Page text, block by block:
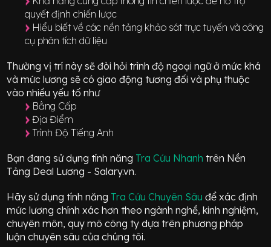
quyết định chiến lược
Hiểu biết về các nền tảng khảo sát trực tuyến và công
cụ phân tích dữ liệu
Thường vị trí này sẽ đòi hỏi trình độ ngoại ngữ ở mứckhá
và mức lương sẽ có giao động tương đối và phụ thuộc
vào nhiều yếu tố như
Bằng Cấp
Địa Điểm
Trình Độ Tiếng Anh
Bạn đang sử dụng tính năng Tra Cứu Nhanh trên Nền
Tảng Deal Lương - Salary.vn.
Hãy sử dụng tính năng Tra Cứu Chuyên Sâuđể xác định
mức lương chính xác hơn theo ngành nghề, kinh nghiệm,
chuyên môn, quy mô công ty dựa trên phương pháp
luận chuyên sâu của chúng tôi.